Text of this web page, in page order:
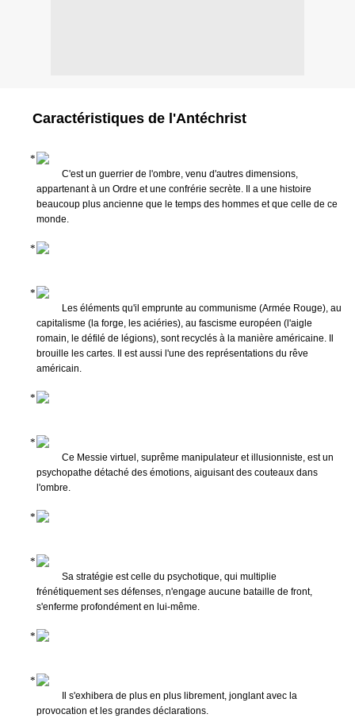
Caractéristiques de l'Antéchrist
C'est un guerrier de l'ombre, venu d'autres dimensions,
appartenant à un Ordre et une confrérie secrète. Il a une histoire
beaucoup plus ancienne que le temps des hommes et que celle de ce
monde.
Les éléments qu'il emprunte au communisme (Armée Rouge), au
capitalisme (la forge, les aciéries), au fascisme européen (l'aigle
romain, le défilé de légions), sont recyclés à la manière américaine. Il
brouille les cartes. Il est aussi l'une des représentations du rêve
américain.
Ce Messie virtuel, suprême manipulateur et illusionniste, est un
psychopathe détaché des émotions, aiguisant des couteaux dans
l'ombre.
Sa stratégie est celle du psychotique, qui multiplie
frénétiquement ses défenses, n'engage aucune bataille de front,
s'enferme profondément en lui-même.
Il s'exhibera de plus en plus librement, jonglant avec la
provocation et les grandes déclarations.